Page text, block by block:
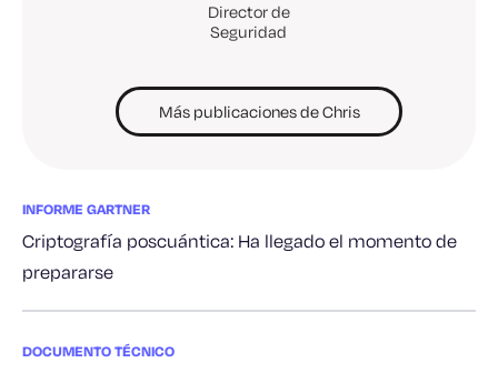
Director de
Seguridad
Más publicaciones de Chris
INFORME GARTNER
Criptografía poscuántica: Ha llegado el momento de
prepararse
DOCUMENTO TÉCNICO